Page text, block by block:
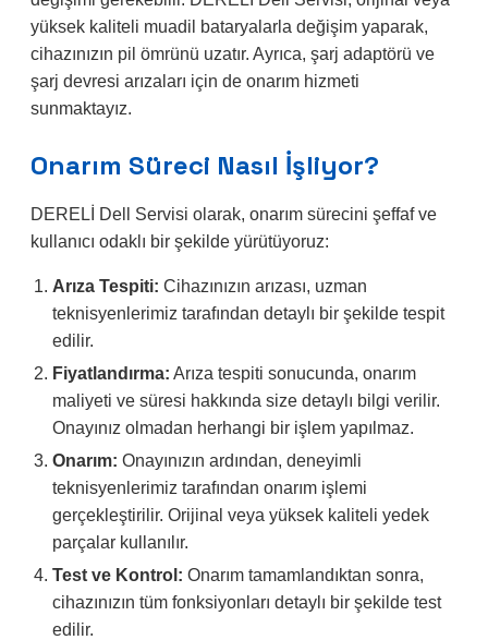
yüksek kaliteli muadil bataryalarla değişim yaparak,
cihazınızın pil ömrünü uzatır. Ayrıca, şarj adaptörü ve
şarj devresi arızaları için de onarım hizmeti
sunmaktayız.
Onarım Süreci Nasıl İşliyor?
DERELİ Dell Servisi olarak, onarım sürecini şeffaf ve
kullanıcı odaklı bir şekilde yürütüyoruz:
Arıza Tespiti: Cihazınızın arızası, uzman
teknisyenlerimiz tarafından detaylı bir şekilde tespit
edilir.
Fiyatlandırma: Arıza tespiti sonucunda, onarım
maliyeti ve süresi hakkında size detaylı bilgi verilir.
Onayınız olmadan herhangi bir işlem yapılmaz.
Onarım: Onayınızın ardından, deneyimli
teknisyenlerimiz tarafından onarım işlemi
gerçekleştirilir. Orijinal veya yüksek kaliteli yedek
parçalar kullanılır.
Test ve Kontrol: Onarım tamamlandıktan sonra,
cihazınızın tüm fonksiyonları detaylı bir şekilde test
edilir.